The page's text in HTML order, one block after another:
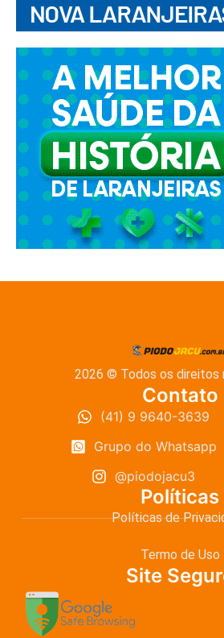
2026 © Todos os direitos
Contato
(41) 9 9640-3639
Grupo do Whatsapp
@piodojacu3
Políticas
Políticas de
Termo de Uso
Site